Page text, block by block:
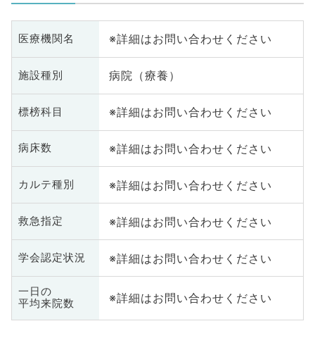
医療機関名 ※詳細はお問い合わせください
施設種別 病院（療養）
標榜科目 ※詳細はお問い合わせください
病床数 ※詳細はお問い合わせください
カルテ種別 ※詳細はお問い合わせください
救急指定 ※詳細はお問い合わせください
学会認定状況 ※詳細はお問い合わせください
一日の
平均来院数
※詳細はお問い合わせください